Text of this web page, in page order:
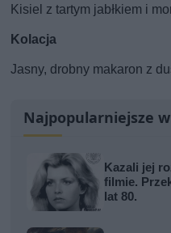
Kisiel z tartym jabłkiem i
Kolacja
Jasny, drobny makaron z
Najpopularniejsze
Kazali jej
filmie.
lat 80.